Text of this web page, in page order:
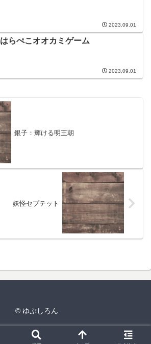
2023.09.01
はらぺこオオカミゲーム
2023.09.01
銀子：輝ける明王朝
妖怪セプテット
© ゆぷしろん